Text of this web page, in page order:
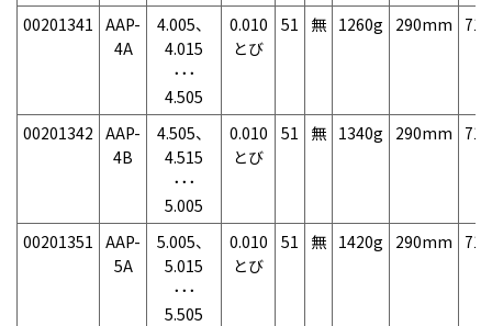
00201341 AAP-
4A
4.005、
4.015
･･･
4.505
0.010
とび
51 無 1260g 290mm
00201342 AAP-
4B
4.505、
4.515
･･･
5.005
0.010
とび
51 無 1340g 290mm
00201351 AAP-
5A
5.005、
5.015
･･･
5.505
0.010
とび
51 無 1420g 290mm